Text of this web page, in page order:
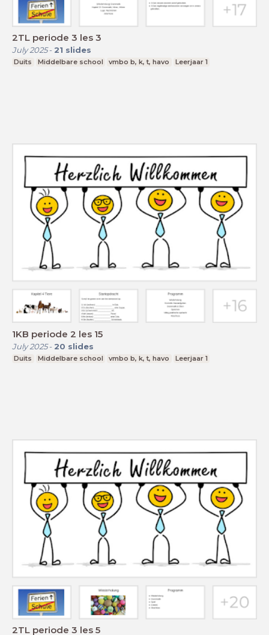
2TL periode 3 les 3
July 2025- 21 slides
Duits Middelbare school vmbo b, k, t, havo Leerjaar 1
1KB periode 2 les 15
July 2025- 20 slides
Duits Middelbare school vmbo b, k, t, havo Leerjaar 1
2TL periode 3 les 5